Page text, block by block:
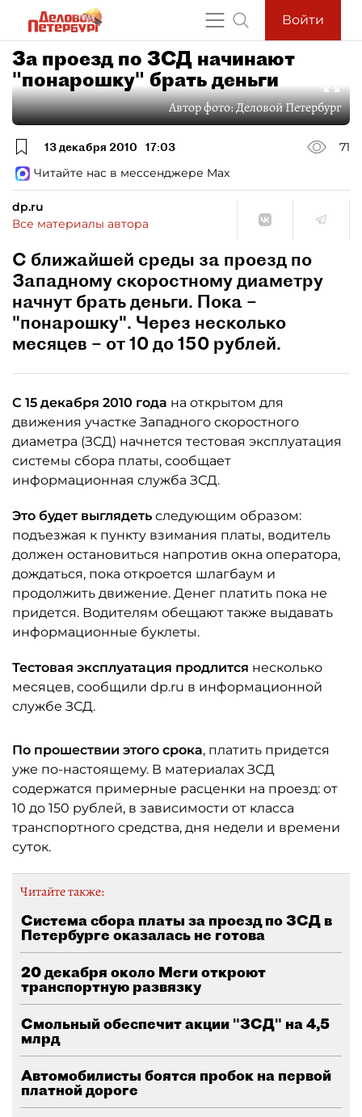
Войти
За проезд по ЗСД начинают
"понарошку" брать деньги
Автор фото:Деловой Петербург
13 декабря 2010 17:03
71
Читайте нас в мессенджере Max
dp.ru
Все материалы автора
С ближайшей среды за проезд по
Западному скоростному диаметру
начнут брать деньги. Пока –
"понарошку". Через несколько
месяцев – от 10 до 150 рублей.
С 15 декабря 2010 года на открытом для
движения участке Западного скоростного
диаметра (ЗСД) начнется тестовая эксплуатация
системы сбора платы, сообщает
информационная служба ЗСД.
Это будет выглядеть следующим образом:
подъезжая к пункту взимания платы, водитель
должен остановиться напротив окна оператора,
дождаться, пока откроется шлагбаум и
продолжить движение. Денег платить пока не
придется. Водителям обещают также выдавать
информационные буклеты.
Тестовая эксплуатация продлится несколько
месяцев, сообщили dp.ru в информационной
службе ЗСД.
По прошествии этого срока, платить придется
уже по-настоящему. В материалах ЗСД
содержатся примерные расценки на проезд: от
10 до 150 рублей, в зависимости от класса
транспортного средства, дня недели и времени
суток.
Читайте также:
Система сбора платы за проезд по ЗСД в
Петербурге оказалась не готова
20 декабря около Меги откроют
транспортную развязку
Смольный обеспечит акции "ЗСД" на 4,5
млрд
Автомобилисты боятся пробок на первой
платной дороге